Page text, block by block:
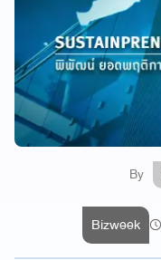
By
Bizweek